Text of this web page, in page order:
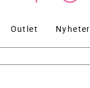
Outlet Nyheter